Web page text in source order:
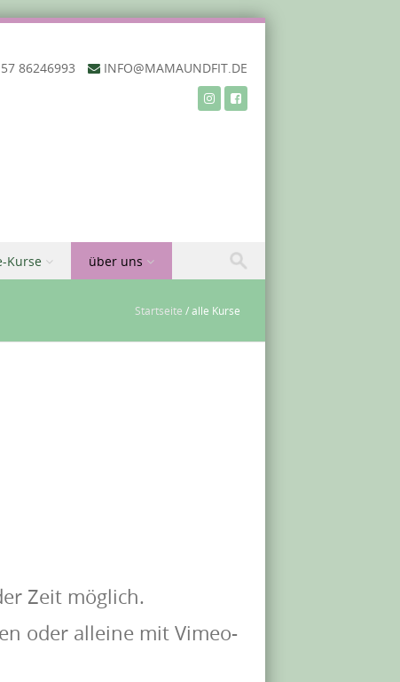
86246993‬ INFO@MAMAUNDFIT.DE
Kurse über uns
Startseite /alle Kurse
Zeit möglich.
oder alleine mit Vimeo-